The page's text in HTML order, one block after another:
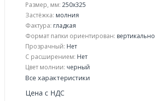
Размер, мм: 250x325
Застёжка: молния
Фактура: гладкая
Формат папки ориентирован: вертикально
Прозрачный: Нет
С расширением: Нет
Цвет молнии: черный
Все характеристики
Цена с НДС